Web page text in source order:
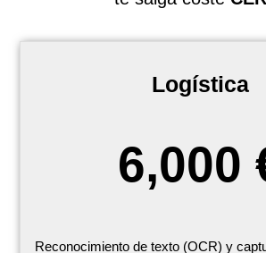
Logística
6,000
Reconocimiento de texto (OCR) y